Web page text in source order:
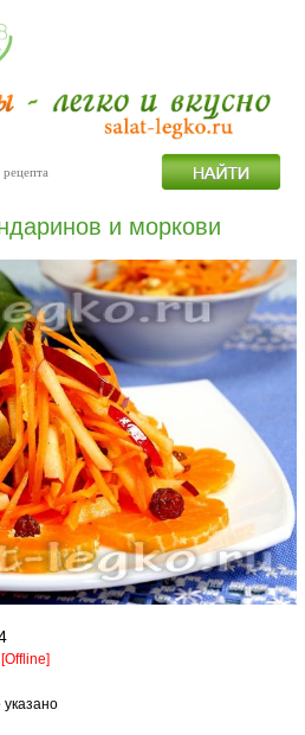
и моркови
[Offline]
указано